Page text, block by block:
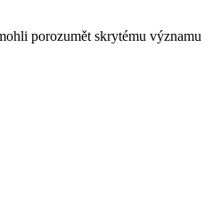
porozumět skrytému významu